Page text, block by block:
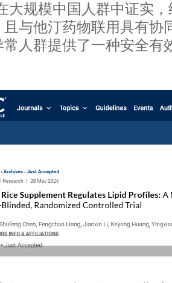
大规模中国人群中证实
与他汀药物联用具有协
人群提供了一种安全有